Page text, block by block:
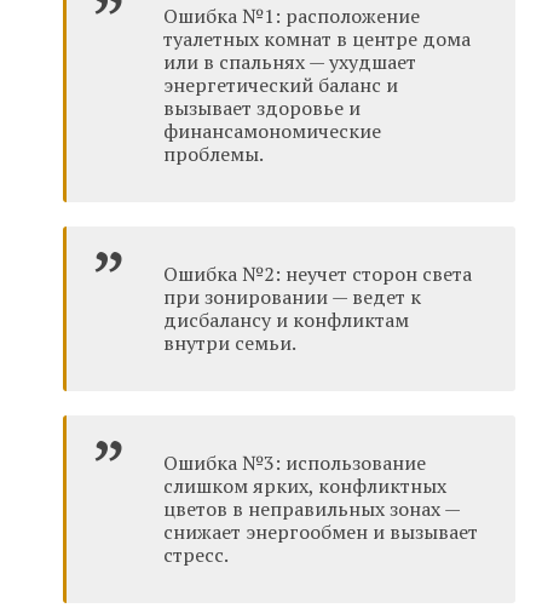
Ошибка №1: расположение
туалетных комнат в центре дома
или в спальнях — ухудшает
энергетический баланс и
вызывает здоровье и
финансамономические
проблемы.
Ошибка №2: неучет сторон света
при зонировании — ведет к
дисбалансу и конфликтам
внутри семьи.
Ошибка №3: использование
слишком ярких, конфликтных
цветов в неправильных зонах —
снижает энергообмен и вызывает
стресс.